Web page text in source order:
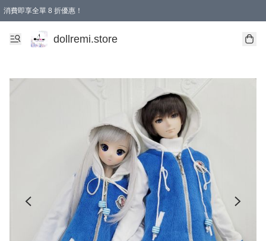
消費即享全單 8 折優惠！
購物滿 HKD 1500.00即享免運費優惠！（適用於 本地送貨、本地取貨、國際送貨 )
dollremi.store